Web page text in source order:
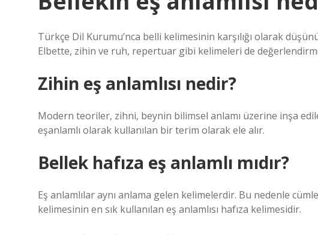
Türkçe Dil Kurumu’nca belli kelimesinin karşılığı olarak
Elbette, zihin ve ruh, repertuar gibi kelimeleri de
Zihin eş anlamlısı nedir?
Modern teoriler, zihni, beynin bilimsel anlamı üzerine inşa
eşanlamlı olarak kullanılan bir terim olarak ele alır.
Bellek hafıza eş anlamlı mıdır?
Eş anlamlılar aynı anlama gelen kelimelerdir. Bu nedenle
kelimesinin en sık kullanılan eş anlamlısı hafıza kelimesidir.